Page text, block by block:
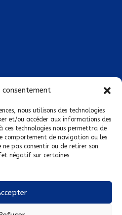
consentement
nous utilisons des technologies
et/ou accéder aux informations des
technologies nous permettra de
comportement de navigation ou les
ne pas consentir ou de retirer son
négatif sur certaines
·e !
vous !